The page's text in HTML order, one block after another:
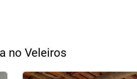
no Veleiros